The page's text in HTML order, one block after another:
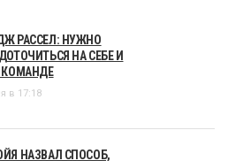
РАССЕЛ: НУЖНО
НА СЕБЕ И
КОМАНДЕ
в 17:18
НАЗВАЛ СПОСОБ,